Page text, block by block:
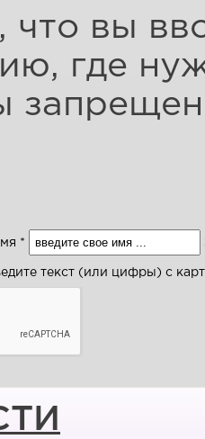
что вы
где
*
текст (или цифры) с